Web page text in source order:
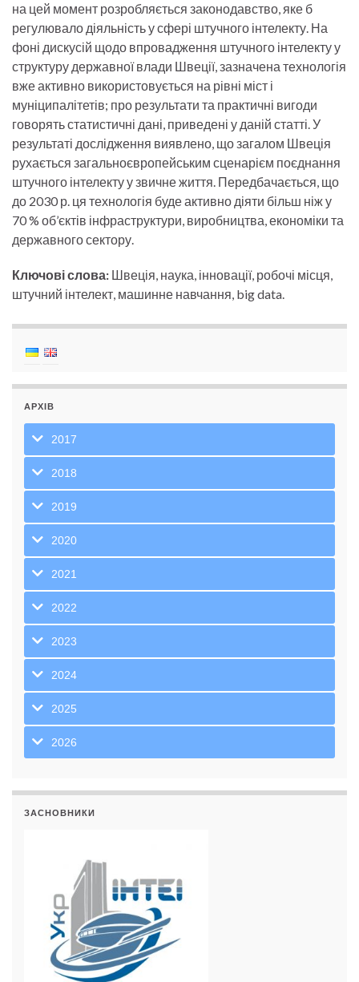
на цей момент розробляється законодавство, яке б
регулювало діяльність у сфері штучного інтелекту. На
фоні дискусій щодо впровадження штучного інтелекту у
структуру державної влади Швеції, зазначена технологія
вже активно використовується на рівні міст і
муніципалітетів; про результати та практичні вигоди
говорять статистичні дані, приведені у даній статті. У
результаті дослідження виявлено, що загалом Швеція
рухається загальноєвропейським сценарієм поєднання
штучного інтелекту у звичне життя. Передбачається, що
до 2030 р. ця технологія буде активно діяти більш ніж у
70 % об’єктів інфраструктури, виробництва, економіки та
державного сектору.
Ключові слова: Швеція, наука, інновації, робочі місця,
штучний інтелект, машинне навчання, big data.
АРХІВ
2017
2018
2019
2020
2021
2022
2023
2024
2025
2026
ЗАСНОВНИКИ